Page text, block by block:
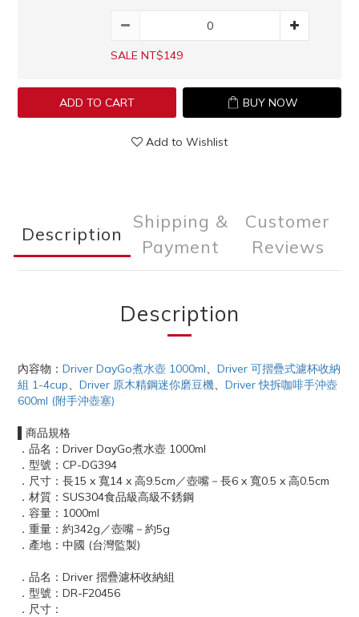
SALE NT$149
ADD TO CART BUY NOW
Add to Wishlist
Description
Shipping &
Payment
Customer
Reviews
Description
內容物： Driver DayGo煮水壺 1000ml、 Driver 可摺疊式濾杯收納
組 1-4cup、 Driver 原木精鋼迷你磨豆機、 Driver 快拆咖啡手沖壺
600ml (附手沖壺塞)
▌商品規格
．品名：Driver DayGo煮水壺 1000ml
．型號：CP-DG394
．尺寸：長15 x 寬14 x 高9.5cm／壺嘴－長6 x 寬0.5 x 高0.5cm
．材質：SUS304食品級高級不銹鋼
．容量：1000ml
．重量：約342g／壺嘴－約5g
．產地：中國 (台灣監製)
．品名：Driver 摺疊濾杯收納組
．型號：DR-F20456
．尺寸：